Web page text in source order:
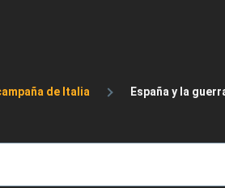
ayuda a la
de Italia España y la